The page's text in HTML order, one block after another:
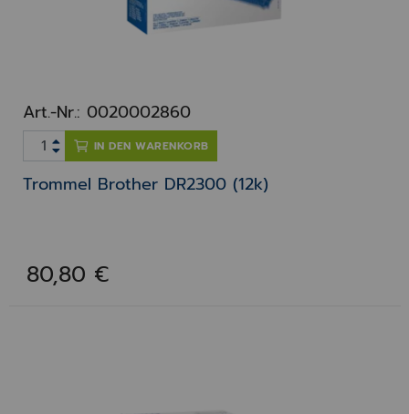
Art.-Nr.: 0020002860
IN DEN WARENKORB
Trommel Brother DR2300 (12k)
80,80 €